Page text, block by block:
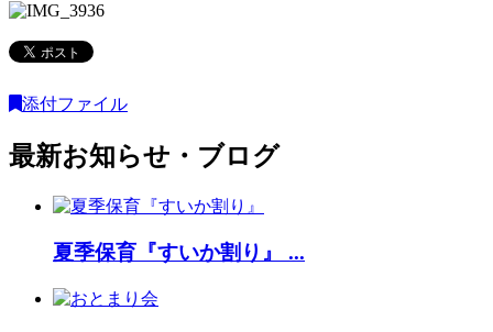
添付ファイル
最新お知らせ・ブログ
夏季保育『すいか割り』 ...